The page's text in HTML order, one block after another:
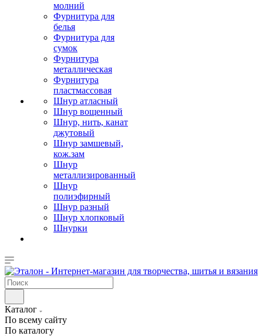
молний
Фурнитура для
белья
Фурнитура для
сумок
Фурнитура
металлическая
Фурнитура
пластмассовая
Шнур атласный
Шнур вощенный
Шнур, нить, канат
джутовый
Шнур замшевый,
кож.зам
Шнур
металлизированный
Шнур
полиэфирный
Шнур разный
Шнур хлопковый
Шнурки
Каталог
По всему сайту
По каталогу